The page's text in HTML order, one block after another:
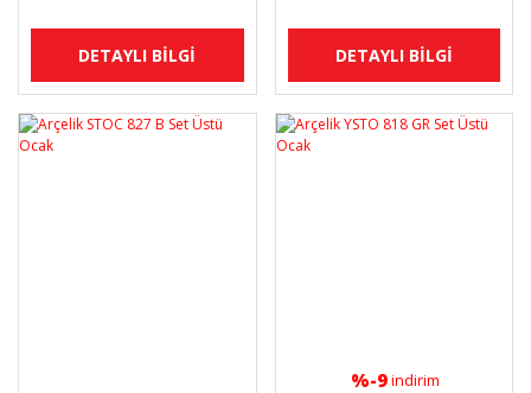
DETAYLI BİLGİ DETAYLI BİLGİ
%-9indirim